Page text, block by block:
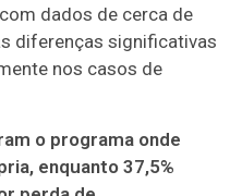
dados de cerca de
diferenças significativas
nos casos de
o programa onde
enquanto 37,5%